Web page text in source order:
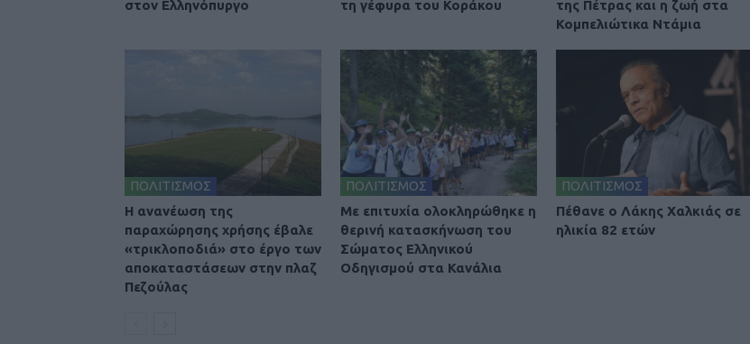
στον Ελληνόπυργο
τη γέφυρα του Κοράκου
της Πέτρας και η ζωή στα
Κομπελιώτικα Ντάμια
ΠΟΛΙΤΙΣΜΟΣ
Η ανανέωση της
παραχώρησης χρήσης έβαλε
«τρικλοποδιά» στο έργο των
αποκαταστάσεων στην πλαζ
Πεζούλας
ΠΟΛΙΤΙΣΜΟΣ
Με επιτυχία ολοκληρώθηκε η
θερινή κατασκήνωση του
Σώματος Ελληνικού
Οδηγισμού στα Κανάλια
ΠΟΛΙΤΙΣΜΟΣ
Πέθανε ο Λάκης Χαλκιάς σε
ηλικία 82 ετών